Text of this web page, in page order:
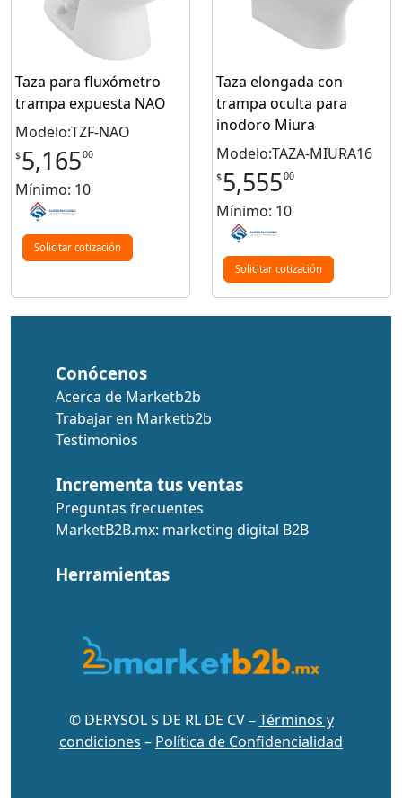
Taza para fluxómetro
trampa expuesta NAO
Modelo:TZF-NAO
$5,16500
Mínimo: 10
Solicitar cotización
Taza elongada con
trampa oculta para
inodoro Miura
Modelo:TAZA-MIURA16
$5,55500
Mínimo: 10
Solicitar cotización
Conócenos
Acerca de Marketb2b
Trabajar en Marketb2b
Testimonios
Incrementa tus ventas
Preguntas frecuentes
MarketB2B.mx: marketing digital B2B
Herramientas
© DERYSOL S DE RL DE CV –Términos y
condiciones – Política de Confidencialidad